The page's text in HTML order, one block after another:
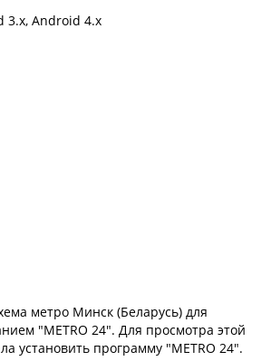
3.x, Android 4.x
метро Минск (Беларусь) для
"METRO 24". Для просмотра этой
установить программу "METRO 24".